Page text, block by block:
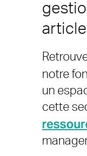
notre
un
cette